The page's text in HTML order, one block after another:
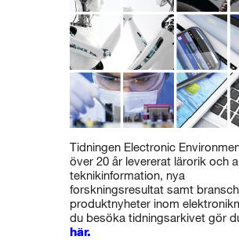
Tidningen Electronic
över 20 år levererat lärorik och
teknikinformation, nya
forskningsresultat samt
produktnyheter inom
du besöka tidningsarkivet gör
här.